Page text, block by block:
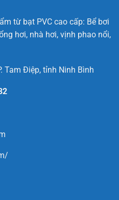
từ bạt PVC cao cấp: Bể bơi
hơi, nhà hơi, vịnh phao nổi,
Tam Điệp, tỉnh Ninh Bình